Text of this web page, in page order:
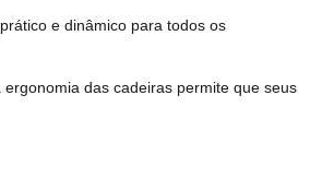
e dinâmico para todos os
ergonomia das cadeiras permite que seus